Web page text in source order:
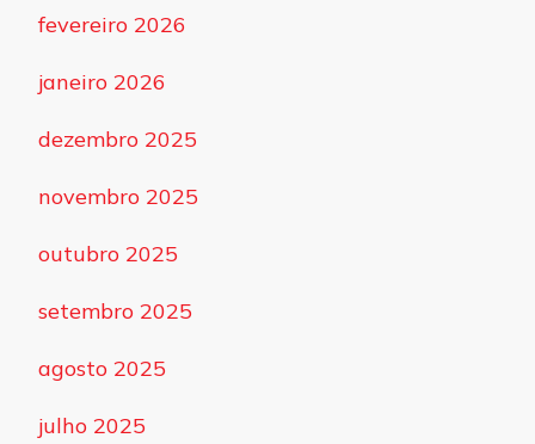
fevereiro 2026
janeiro 2026
dezembro 2025
novembro 2025
outubro 2025
setembro 2025
agosto 2025
julho 2025